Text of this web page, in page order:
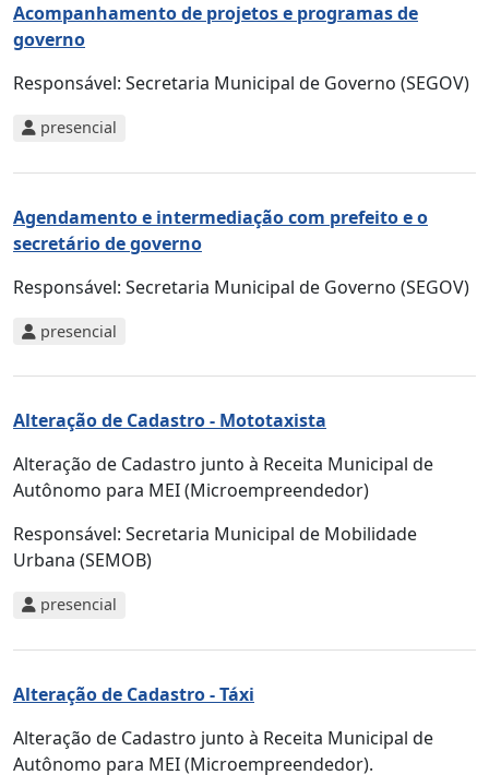
Acompanhamento de projetos e programas de
governo
Responsável: Secretaria Municipal de Governo (SEGOV)
presencial
Agendamento e intermediação com prefeito e o
secretário de governo
Responsável: Secretaria Municipal de Governo (SEGOV)
presencial
Alteração de Cadastro - Mototaxista
Alteração de Cadastro junto à Receita Municipal de
Autônomo para MEI (Microempreendedor)
Responsável: Secretaria Municipal de Mobilidade
Urbana (SEMOB)
presencial
Alteração de Cadastro - Táxi
Alteração de Cadastro junto à Receita Municipal de
Autônomo para MEI (Microempreendedor).